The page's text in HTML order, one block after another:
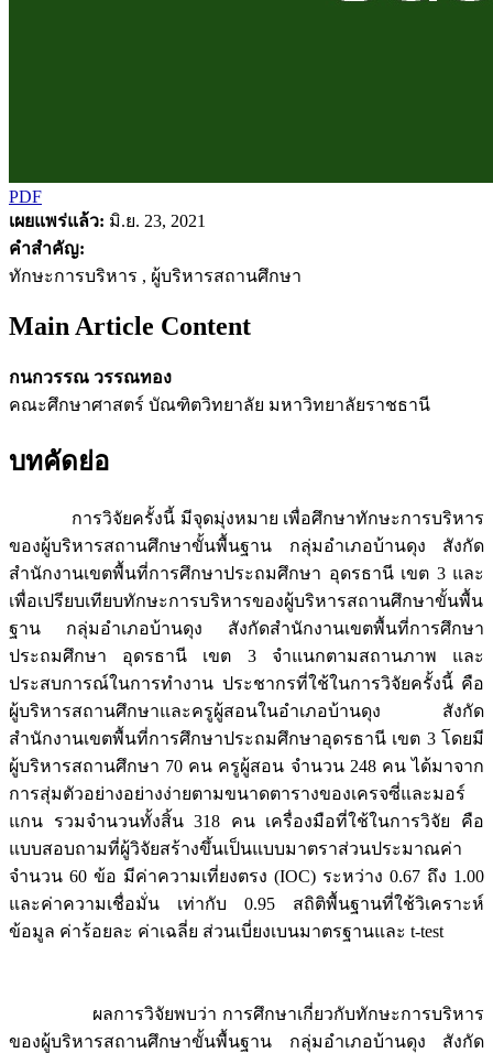
PDF
เผยแพร่แล้ว: มิ.ย. 23, 2021
คำสำคัญ:
ทักษะการบริหาร , ผู้บริหารสถานศึกษา
Main Article Content
กนกวรรณ วรรณทอง
คณะศึกษาศาสตร์ บัณฑิตวิทยาลัย มหาวิทยาลัยราชธานี
บทคัดย่อ
การวิจัยครั้งนี้ มีจุดมุ่งหมาย เพื่อศึกษาทักษะการบริหาร
ของผู้บริหารสถานศึกษาขั้นพื้นฐาน กลุ่มอำเภอบ้านดุง สังกัด
สำนักงานเขตพื้นที่การศึกษาประถมศึกษา อุดรธานี เขต 3 และ
เพื่อเปรียบเทียบทักษะการบริหารของผู้บริหารสถานศึกษาขั้นพื้น
ฐาน กลุ่มอำเภอบ้านดุง สังกัดสำนักงานเขตพื้นที่การศึกษา
ประถมศึกษา อุดรธานี เขต 3 จำแนกตามสถานภาพ และ
ประสบการณ์ในการทำงาน ประชากรที่ใช้ในการวิจัยครั้งนี้ คือ
ผู้บริหารสถานศึกษาและครูผู้สอนในอำเภอบ้านดุง สังกัด
สำนักงานเขตพื้นที่การศึกษาประถมศึกษาอุดรธานี เขต 3 โดยมี
ผู้บริหารสถานศึกษา 70 คน ครูผู้สอน จำนวน 248 คน ได้มาจาก
การสุ่มตัวอย่างอย่างง่ายตามขนาดตารางของเครจซี่และมอร์
แกน รวมจำนวนทั้งสิ้น 318 คน เครื่องมือที่ใช้ในการวิจัย คือ
แบบสอบถามที่ผู้วิจัยสร้างขึ้นเป็นแบบมาตราส่วนประมาณค่า
จำนวน 60 ข้อ มีค่าความเที่ยงตรง (IOC) ระหว่าง 0.67 ถึง 1.00
และค่าความเชื่อมั่น เท่ากับ 0.95 สถิติพื้นฐานที่ใช้วิเคราะห์
ข้อมูล ค่าร้อยละ ค่าเฉลี่ย ส่วนเบี่ยงเบนมาตรฐานและ t-test
ผลการวิจัยพบว่า การศึกษาเกี่ยวกับทักษะการบริหาร
ของผู้บริหารสถานศึกษาขั้นพื้นฐาน กลุ่มอำเภอบ้านดุง สังกัด